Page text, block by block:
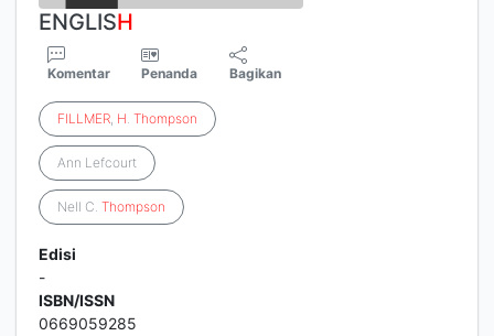
ENGLISH
Komentar Penanda Bagikan
FILLMER, H. Thompson
Ann Lefcourt
Nell C. Thompson
Edisi
-
ISBN/ISSN
0669059285